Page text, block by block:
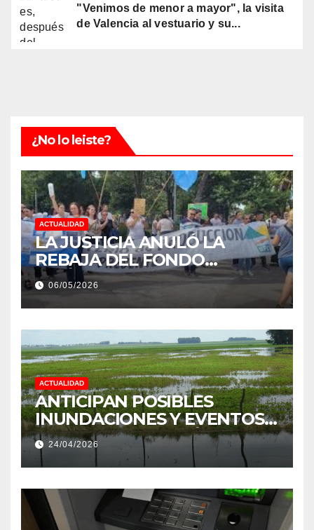
"Venimos de menor a mayor", la visita
de Valencia al vestuario y su...
¿No lo leiste?
ACTUALIDAD
LA JUSTICIA ANULÓ LA
REBAJA DEL FONDO
ESTÍMULO A EMPLEADOS DE
PRODUCCIÓN DE LA
PROVINCIA DEL CHACO
06/05/2026
ACTUALIDAD
ANTICIPAN POSIBLES
INUNDACIONES Y EVENTOS
EXTREMOS: “PODRÍA SER UN
NIÑO MUY IMPORTANTE”
24/04/2026